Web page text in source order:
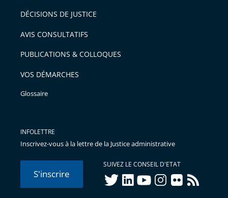
DÉCISIONS DE JUSTICE
AVIS CONSULTATIFS
PUBLICATIONS & COLLOQUES
VOS DÉMARCHES
Glossaire
INFOLETTRE
Inscrivez-vous à la lettre de la Justice administrative
S'inscrire
SUIVEZ LE CONSEIL D'ETAT
twitterlinkedInyoutubeinstagram
flickr rss